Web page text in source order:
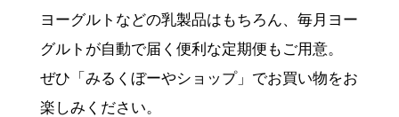
ヨーグルトなどの乳製品はもちろん、毎月ヨー
グルトが自動で届く便利な定期便もご用意。
ぜひ「みるくぼーやショップ」でお買い物をお
楽しみください。